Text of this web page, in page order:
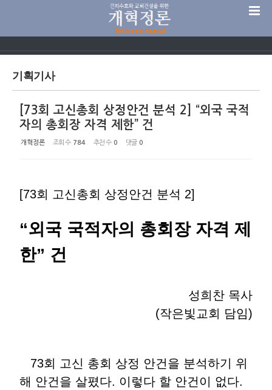
기획기사
[73회 고신총회 상정안건 분석 2] “외국 국적
자의 총회장 자격 제한” 건
개혁정론 조회 수 784 추천 수 0 댓글 0
[73회 고신총회 상정안건 분석 2]
“외국 국적자의 총회장 자격 제
한” 건
성희찬 목사
(작은빛교회 담임)
73회 고신 총회 상정 안건을 분석하기 위
해 안건을 살폈다. 이렇다 할 안건이 없다.
Sketchbook5, 스케치북5
Sketchbook5, 스케치북5